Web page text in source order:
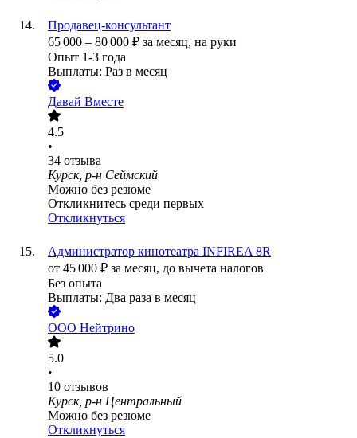
Продавец-консультант
65 000 – 80 000 ₽ за месяц, на руки
Опыт 1-3 года
Выплаты: Раз в месяц
Давай Вместе
4.5
•
34 отзыва
Курск, р-н Сеймский
Можно без резюме
Откликнитесь среди первых
Откликнуться
Администратор кинотеатра INFIREA 8R
от 45 000 ₽ за месяц, до вычета налогов
Без опыта
Выплаты: Два раза в месяц
ООО Нейтрино
5.0
•
10 отзывов
Курск, р-н Центральный
Можно без резюме
Откликнуться